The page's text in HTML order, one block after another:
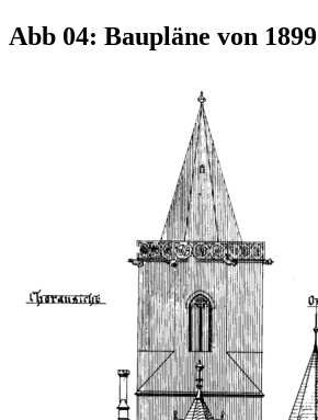
Abb 04: Baupläne von 1899